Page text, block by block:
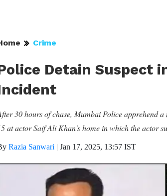
Crime
Detain Suspect
30 hours of chase, Mumbai Police apprehend
at actor Saif Ali Khan's home in which the actor
Razia Sanwari | Jan 17, 2025, 13:57 IST